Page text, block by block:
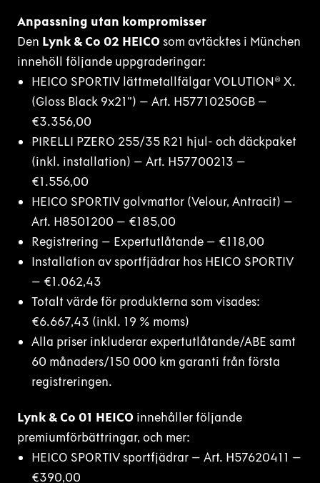
Anpassning utan kompromisser
Den Lynk & Co 02 HEICO som avtäcktes i München
innehöll följande uppgraderingar:
HEICO SPORTIV lättmetallfälgar VOLUTION® X.
(Gloss Black 9x21”) – Art. H57710250GB –
€3.356,00
PIRELLI PZERO 255/35 R21 hjul- och däckpaket
(inkl. installation) – Art. H57700213 –
€1.556,00
HEICO SPORTIV golvmattor (Velour, Antracit) –
Art. H8501200 – €185,00
Registrering – Expertutlåtande – €118,00
Installation av sportfjädrar hos HEICO SPORTIV
– €1.062,43
Totalt värde för produkterna som visades:
€6.667,43 (inkl. 19 % moms)
Alla priser inkluderar expertutlåtande/ABE samt
60 månaders/150 000 km garanti från första
registreringen.
Lynk & Co 01 HEICO innehåller följande
premiumförbättringar, och mer:
HEICO SPORTIV sportfjädrar – Art. H57620411 –
€390,00